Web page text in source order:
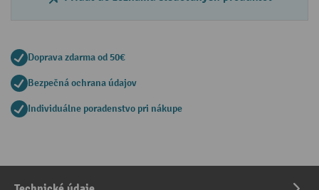
Doprava zdarma od 50€
Bezpečná ochrana údajov
Individuálne poradenstvo pri nákupe